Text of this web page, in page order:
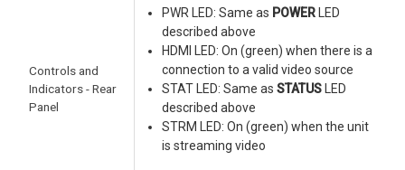
Controls and
Indicators - Rear
Panel
PWR LED: Same as POWER LED
described above
HDMI LED: On (green) when there is a
connection to a valid video source
STAT LED: Same as STATUS LED
described above
STRM LED: On (green) when the unit
is streaming video